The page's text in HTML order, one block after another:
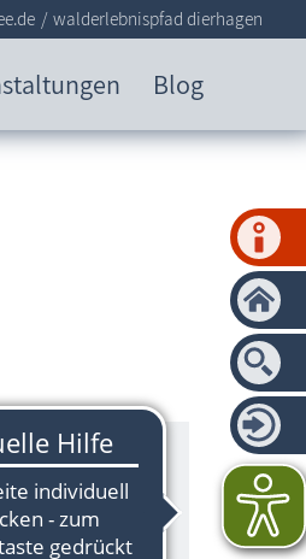
Blog
walderlebnispfad dierhagen